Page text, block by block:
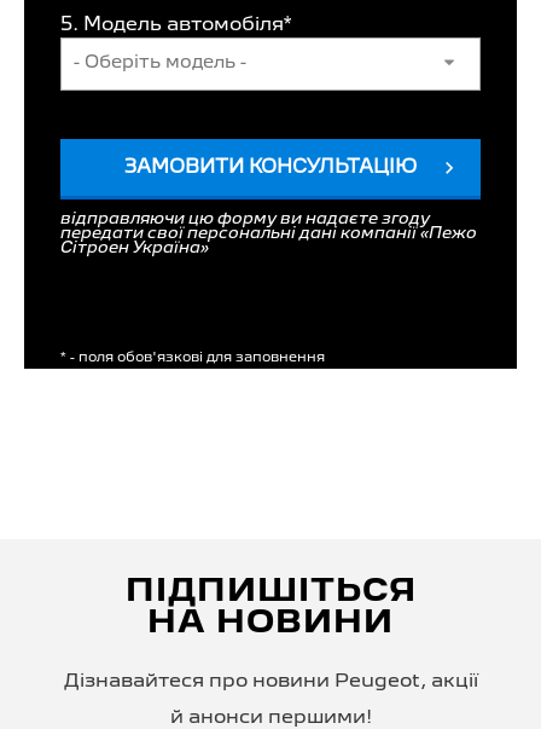
ПІДПИШІТЬСЯ
НА НОВИНИ
Дізнавайтеся про новини Peugeot, акції
й анонси першими!